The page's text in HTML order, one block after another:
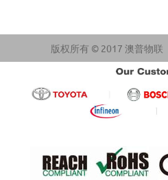
版权所有 © 2017 澳普物联